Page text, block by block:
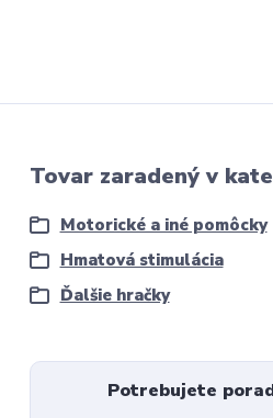
Tovar zaradený v
Motorické a iné pomôcky
Hmatová stimulácia
Ďalšie hračky
Potrebujete